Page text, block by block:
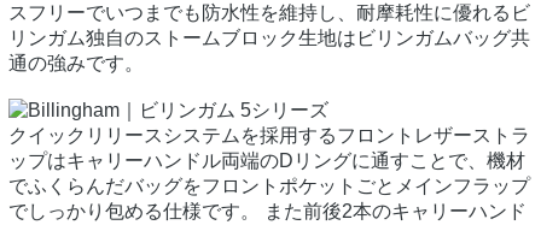
スフリーでいつまでも防水性を維持し、耐摩耗性に優れるビ
リンガム独自のストームブロック生地はビリンガムバッグ共
通の強みです。
クイックリリースシステムを採用するフロントレザーストラ
ップはキャリーハンドル両端のDリングに通すことで、機材
でふくらんだバッグをフロントポケットごとメインフラップ
でしっかり包める仕様です。 また前後2本のキャリーハンド